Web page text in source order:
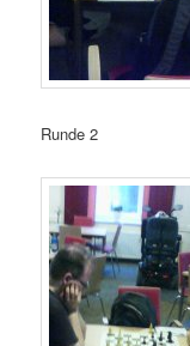
Runde 2